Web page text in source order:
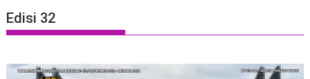
Edisi 32